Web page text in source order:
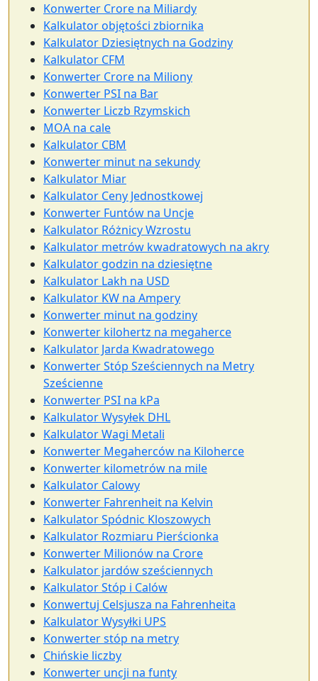
Konwerter Crore na Miliardy
Kalkulator objętości zbiornika
Kalkulator Dziesiętnych na Godziny
Kalkulator CFM
Konwerter Crore na Miliony
Konwerter PSI na Bar
Konwerter Liczb Rzymskich
MOA na cale
Kalkulator CBM
Konwerter minut na sekundy
Kalkulator Miar
Kalkulator Ceny Jednostkowej
Konwerter Funtów na Uncje
Kalkulator Różnicy Wzrostu
Kalkulator metrów kwadratowych na akry
Kalkulator godzin na dziesiętne
Kalkulator Lakh na USD
Kalkulator KW na Ampery
Konwerter minut na godziny
Konwerter kilohertz na megaherce
Kalkulator Jarda Kwadratowego
Konwerter Stóp Sześciennych na Metry
Sześcienne
Konwerter PSI na kPa
Kalkulator Wysyłek DHL
Kalkulator Wagi Metali
Konwerter Megaherców na Kiloherce
Konwerter kilometrów na mile
Kalkulator Calowy
Konwerter Fahrenheit na Kelvin
Kalkulator Spódnic Kloszowych
Kalkulator Rozmiaru Pierścionka
Konwerter Milionów na Crore
Kalkulator jardów sześciennych
Kalkulator Stóp i Calów
Konwertuj Celsjusza na Fahrenheita
Kalkulator Wysyłki UPS
Konwerter stóp na metry
Chińskie liczby
Konwerter uncji na funty